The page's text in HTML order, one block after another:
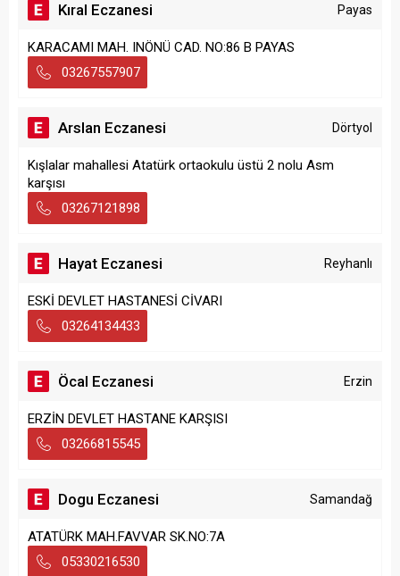
Kıral Eczanesi Payas
KARACAMI MAH. INÖNÜ CAD. NO:86 B PAYAS
03267557907
Arslan Eczanesi Dörtyol
Kışlalar mahallesi Atatürk ortaokulu üstü 2 nolu Asm
karşısı
03267121898
Hayat Eczanesi Reyhanlı
ESKİ DEVLET HASTANESİ CİVARI
03264134433
Öcal Eczanesi Erzin
ERZİN DEVLET HASTANE KARŞISI
03266815545
Dogu Eczanesi Samandağ
ATATÜRK MAH.FAVVAR SK.NO:7A
05330216530